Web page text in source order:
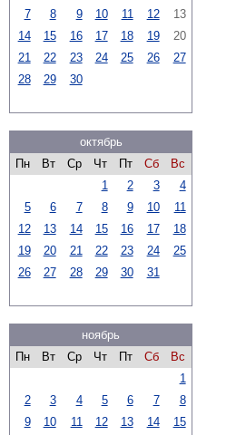
7
8 9 10 11 12
13
14
15 16 17 18 19
20
21
22 23 24 25 26
27
28
29 30
октябрь
Пн
Вт Ср Чт Пт Сб
Вс
1
2 3
4
5
6 7 8 9 10
11
12
13 14 15 16 17
18
19
20 21 22 23 24
25
26
27 28 29 30 31
ноябрь
Пн
Вт Ср Чт Пт Сб
Вс
1
2
3 4 5 6 7
8
9
10 11 12 13 14
15